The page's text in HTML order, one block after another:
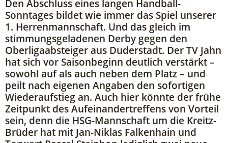
Den Abschluss eines langen Handball-
Sonntages bildet wie immer das Spiel unserer
1. Herrenmannschaft. Und das gleich im
stimmungsgeladenen Derby gegen den
Oberligaabsteiger aus Duderstadt. Der TV Jahn
hat sich vor Saisonbeginn deutlich verstärkt –
sowohl auf als auch neben dem Platz – und
peilt nach eigenen Angaben den sofortigen
Wiederaufstieg an. Auch hier könnte der frühe
Zeitpunkt des Aufeinandertreffens von Vorteil
sein, denn die HSG-Mannschaft um die Kreitz-
Brüder hat mit Jan-Niklas Falkenhain und